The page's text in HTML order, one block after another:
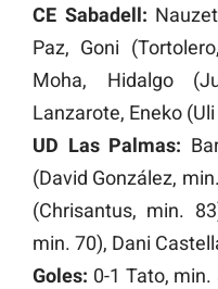
CE Sabadell:
Paz, Goni
Moha, Hidalgo
Lanzarote, Eneko
UD Las Palmas:
(David González,
(Chrisantus, min.
min. 70), Dani
Goles: 0-1 Tato,